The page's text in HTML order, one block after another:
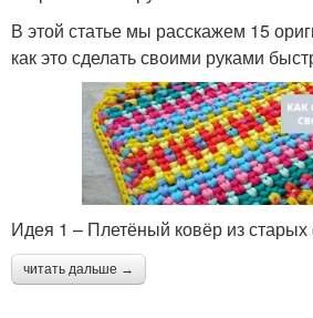
В этой статье мы расскажем 15
как это сделать своими руками
Идея 1 – Плетёный ковёр из старых
читать дальше →